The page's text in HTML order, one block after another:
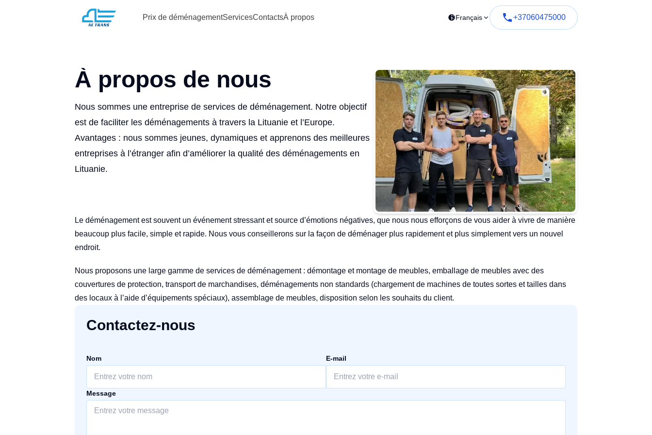
Prix de déménagementServicesContactsÀ propos Français +37060475000
À propos de nous
Nous sommes une entreprise de services de déménagement. Notre objectif
est de faciliter les déménagements à travers la Lituanie et l’Europe.
Avantages : nous sommes jeunes, dynamiques et apprenons des meilleures
entreprises à l’étranger afin d’améliorer la qualité des déménagements en
Lituanie.
Le déménagement est souvent un événement stressant et source d’émotions négatives, que nous nous efforçons de vous aider à vivre de manière
beaucoup plus facile, simple et rapide. Nous vous conseillerons sur la façon de déménager plus rapidement et plus simplement vers un nouvel
endroit.
Nous proposons une large gamme de services de déménagement : démontage et montage de meubles, emballage de meubles avec des
couvertures de protection, transport de marchandises, déménagements non standards (chargement de machines de toutes sortes et tailles dans
des locaux à l’aide d’équipements spéciaux), assemblage de meubles, disposition selon les souhaits du client.
Contactez-nous
Nom E-mail
Message